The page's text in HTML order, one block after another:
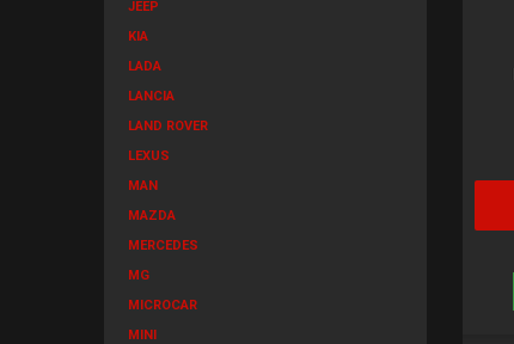
JEEP
KIA
LADA
LANCIA
LAND ROVER
LEXUS
MAN
MAZDA
MERCEDES
MG
MICROCAR
MINI